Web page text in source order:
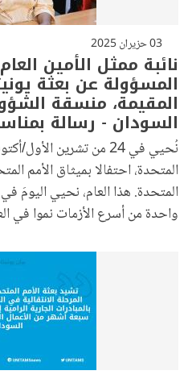
03 حزيران 2025
نائبة ممثل الأمين
المسؤولة عن بعثة
المقيمة، منسقة
السودان - رسالة
نُحيي في 24 من تشرين
المتحدة، احتفالا بميثاق الأمم
المتحدة. هذا العام، نحيي اليومَ
واحدة من أسرع الأزمات نموا في